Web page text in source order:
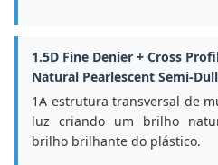
1.5D Fine Denier + Cross
Natural Pearlescent Semi-
1A estrutura transversal de
luz criando um brilho
brilho brilhante do plástico.